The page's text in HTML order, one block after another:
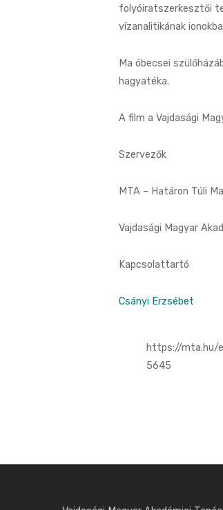
folyóiratszerkesztői
vízanalitikának
Ma óbecsei
hagyatéka.
A film a Vajdasági
Szervezők
MTA – Határon Túli
Vajdasági Magyar
Kapcsolattartó
Csányi Erzsébet
https://mta.hu/
5645